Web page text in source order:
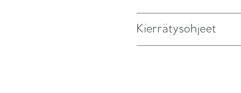
Kierrätysohjeet